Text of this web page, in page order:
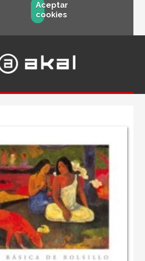
Aceptar
cookies